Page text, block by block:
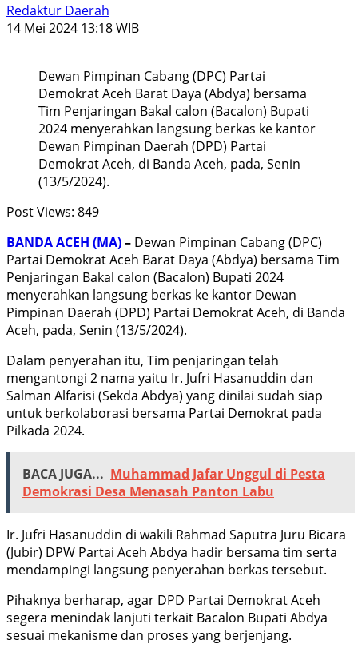
Redaktur Daerah
14 Mei 2024 13:18 WIB
Dewan Pimpinan Cabang (DPC) Partai
Demokrat Aceh Barat Daya (Abdya) bersama
Tim Penjaringan Bakal calon (Bacalon) Bupati
2024 menyerahkan langsung berkas ke kantor
Dewan Pimpinan Daerah (DPD) Partai
Demokrat Aceh, di Banda Aceh, pada, Senin
(13/5/2024).
Post Views: 849
BANDA ACEH (MA)– Dewan Pimpinan Cabang (DPC)
Partai Demokrat Aceh Barat Daya (Abdya) bersama Tim
Penjaringan Bakal calon (Bacalon) Bupati 2024
menyerahkan langsung berkas ke kantor Dewan
Pimpinan Daerah (DPD) Partai Demokrat Aceh, di Banda
Aceh, pada, Senin (13/5/2024).
Dalam penyerahan itu, Tim penjaringan telah
mengantongi 2 nama yaitu Ir. Jufri Hasanuddin dan
Salman Alfarisi (Sekda Abdya) yang dinilai sudah siap
untuk berkolaborasi bersama Partai Demokrat pada
Pilkada 2024.
BACA JUGA... Muhammad Jafar Unggul di Pesta
Demokrasi Desa Menasah Panton Labu
Ir. Jufri Hasanuddin di wakili Rahmad Saputra Juru Bicara
(Jubir) DPW Partai Aceh Abdya hadir bersama tim serta
mendampingi langsung penyerahan berkas tersebut.
Pihaknya berharap, agar DPD Partai Demokrat Aceh
segera menindak lanjuti terkait Bacalon Bupati Abdya
sesuai mekanisme dan proses yang berjenjang.